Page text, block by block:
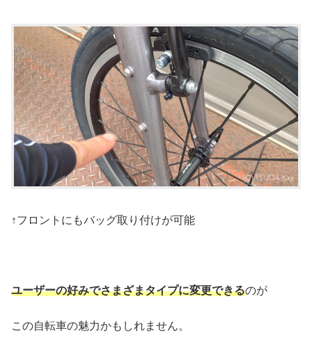
↑フロントにもバッグ取り付けが可能
ユーザーの好みでさまざまタイプに変更できるのが
この自転車の魅力かもしれません。